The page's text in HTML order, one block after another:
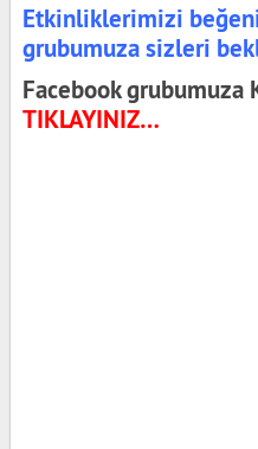
Etkinliklerimizi
grubumuza sizleri
Facebook grubumuza
TIKLAYINIZ…